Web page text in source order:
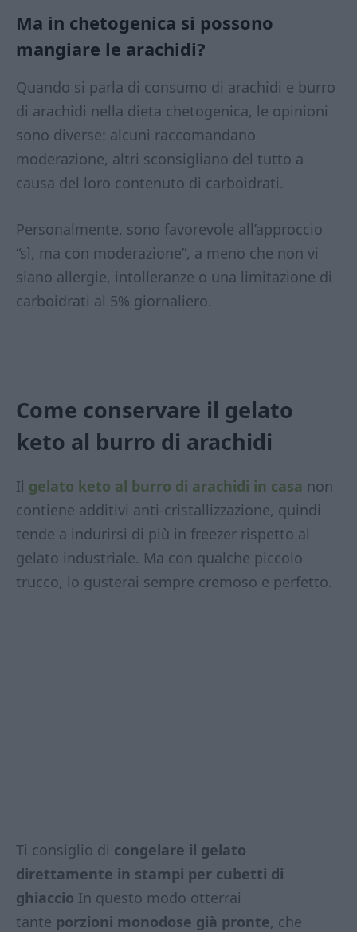
Ma in chetogenica si possono
mangiare le arachidi?
Quando si parla di consumo di arachidi e burro
di arachidi nella dieta chetogenica, le opinioni
sono diverse: alcuni raccomandano
moderazione, altri sconsigliano del tutto a
causa del loro contenuto di carboidrati.
Personalmente, sono favorevole all’approccio
“sì, ma con moderazione”, a meno che non vi
siano allergie, intolleranze o una limitazione di
carboidrati al 5% giornaliero.
Come conservare il gelato
keto al burro di arachidi
Il gelato keto al burro di arachidi in casa non
contiene additivi anti-cristallizzazione, quindi
tende a indurirsi di più in freezer rispetto al
gelato industriale. Ma con qualche piccolo
trucco, lo gusterai sempre cremoso e perfetto.
Ti consiglio di congelare il gelato
direttamente in stampi per cubetti di
ghiaccio In questo modo otterrai
tante porzioni monodose già pronte, che